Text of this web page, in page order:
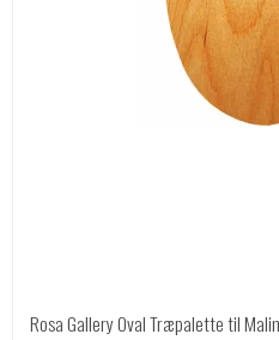
Rosa Gallery Oval Træpalette til